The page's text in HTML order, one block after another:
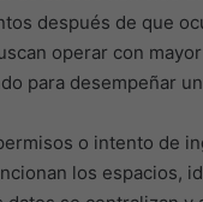
después de que
operar con
para desempeñar
o intento de
los espacios,